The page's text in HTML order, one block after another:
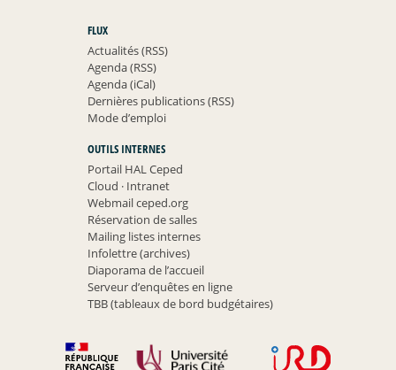
FLUX
Actualités (RSS)
Agenda (RSS)
Agenda (iCal)
Dernières publications (RSS)
Mode d’emploi
OUTILS INTERNES
Portail HAL Ceped
Cloud ·Intranet
Webmail ceped.org
Réservation de salles
Mailing listes internes
Infolettre (archives)
Diaporama de l’accueil
Serveur d’enquêtes en ligne
TBB (tableaux de bord budgétaires)